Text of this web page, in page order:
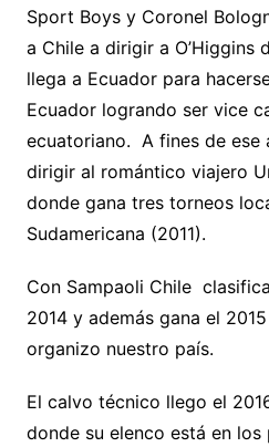
Sport Boys y Coronel
a Chile a dirigir a O’Higgins
llega a Ecuador para
Ecuador logrando ser vice
ecuatoriano. A fines de ese
dirigir al romántico viajero
donde gana tres torneos
Sudamericana (2011).
Con Sampaoli Chile
2014 y además gana el
organizo nuestro país.
El calvo técnico llego el
donde su elenco está en